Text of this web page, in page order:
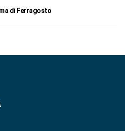
di Ferragosto